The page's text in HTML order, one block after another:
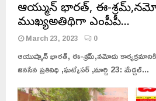
ఆయుష్మాన్ భారత్, ఈ-
ముఖ్యఅతిథిగా ఎంపీపీ…
March 23, 2023 0
ఆయుష్మాన్ భారత్, ఈ-శ్రమ్,నమోదు
జనసేన ప్రతినిధి ,ఘట్కేసర్ ,మార్చి 23: మేడ్చల్...